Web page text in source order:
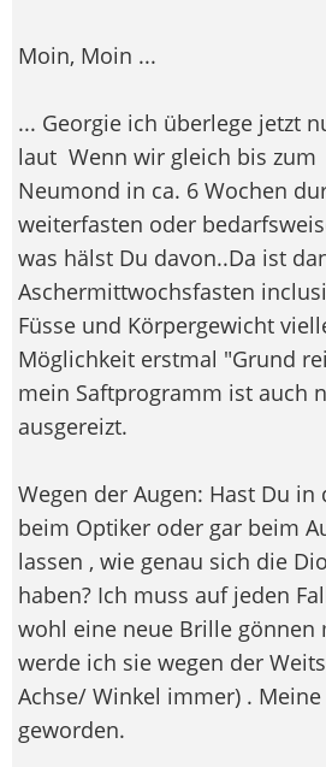
Moin, Moin ...
... Georgie ich überlege jetzt
laut Wenn wir gleich bis zum
Neumond in ca. 6 Wochen
weiterfasten oder
was hälst Du davon..Da ist
Aschermittwochsfasten
Füsse und Körpergewicht
Möglichkeit erstmal "Grund
mein Saftprogramm ist auch
ausgereizt.
Wegen der Augen: Hast Du in
beim Optiker oder gar beim
lassen , wie genau sich die
haben? Ich muss auf jeden
wohl eine neue Brille gönnen
werde ich sie wegen der
Achse/ Winkel immer) .
geworden.